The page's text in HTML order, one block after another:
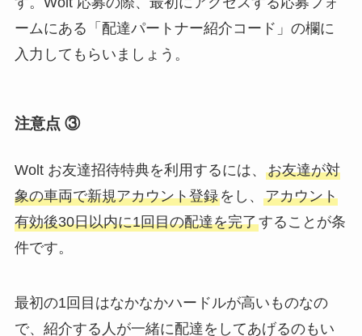
ームにある「配達パートナー紹介コード」の欄に
入力してもらいましょう。
注意点 ③
Wolt お友達招待特典を利用するには、 お友達が対
象の車両で新規アカウント登録をし、 アカウント
有効後30日以内に1回目の配達を完了することが条
件です。
最初の1回目はなかなかハードルが高いものなの
で、紹介する人が一緒に配達をしてあげるのもい